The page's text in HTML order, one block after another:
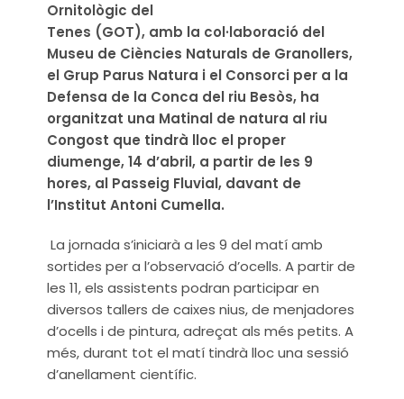
Ornitològic del
Tenes (GOT), amb la col·laboració del
Museu de Ciències Naturals de Granollers,
el Grup Parus Natura i el Consorci per a la
Defensa de la Conca del riu Besòs, ha
organitzat una Matinal de natura al riu
Congost que tindrà lloc el proper
diumenge, 14 d’abril, a partir de les 9
hores, al Passeig Fluvial, davant de
l’Institut Antoni Cumella.
La jornada s’iniciarà a les 9 del matí amb
sortides per a l’observació d’ocells. A partir de
les 11, els assistents podran participar en
diversos tallers de caixes nius, de menjadores
d’ocells i de pintura, adreçat als més petits. A
més, durant tot el matí tindrà lloc una sessió
d’anellament científic.